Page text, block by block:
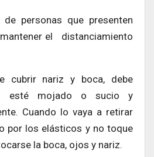
personas que presenten
el distanciamiento
cubrir nariz y boca, debe
esté mojado o sucio y
Cuando lo vaya a retirar
por los elásticos y no toque
la boca, ojos y nariz.